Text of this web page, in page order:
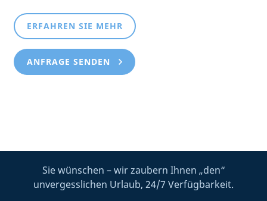
ERFAHREN SIE MEHR
ANFRAGE SENDEN
Sie wünschen – wir zaubern Ihnen „den“
unvergesslichen Urlaub, 24/7 Verfügbarkeit.